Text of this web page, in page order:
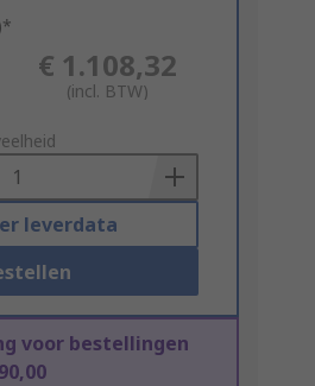
€ 1.108,32
(incl. BTW)
leverdata
voor bestellingen